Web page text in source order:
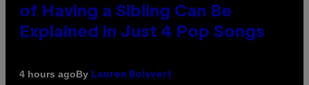
of Having a Sibling Can Be
Explained in Just 4 Pop Songs
4 hours agoBy Lauren Boisvert